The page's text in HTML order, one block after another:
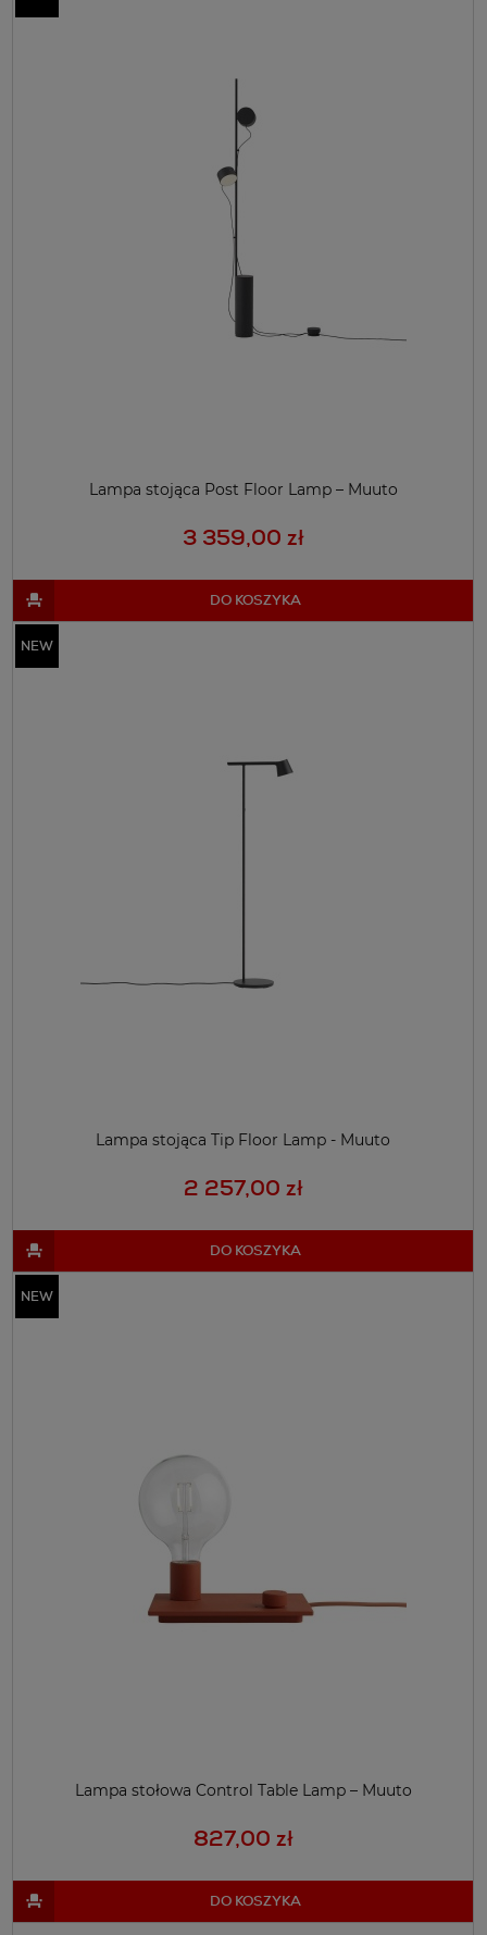
Lampa stojąca Post Floor Lamp – Muuto
3 359,00 zł
DO KOSZYKA
Lampa stojąca Tip Floor Lamp - Muuto
2 257,00 zł
DO KOSZYKA
Lampa stołowa Control Table Lamp – Muuto
827,00 zł
DO KOSZYKA